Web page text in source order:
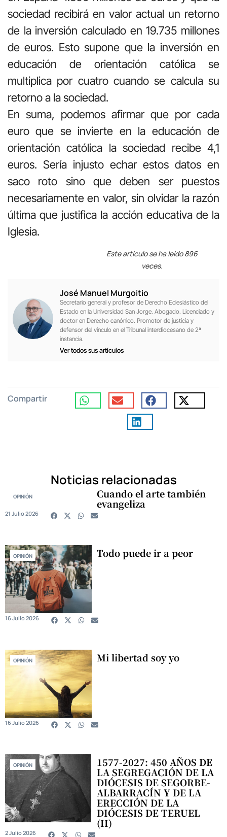
sociedad recibirá en valor actual un retorno
de la inversión calculado en 19.735 millones
de euros. Esto supone que la inversión en
educación de orientación católica se
multiplica por cuatro cuando se calcula su
retorno a la sociedad.
En suma, podemos afirmar que por cada
euro que se invierte en la educación de
orientación católica la sociedad recibe 4,1
euros. Sería injusto echar estos datos en
saco roto sino que deben ser puestos
necesariamente en valor, sin olvidar la razón
última que justifica la acción educativa de la
Iglesia.
Este artículo se ha leído 896
veces.
José Manuel Murgoitio
Secretario general y profesor de Derecho Eclesiástico del
Estado en la Universidad San Jorge. Abogado. Licenciado y
doctor en Derecho canónico. Promotor de justicia y
defensor del vínculo en el Tribunal interdiocesano de 2ª
instancia.
Ver todos sus artículos
Compartir
Noticias relacionadas
OPINIÓN Cuando el arte también
evangeliza
21 Julio 2026
OPINIÓN Todo puede ir a peor
16 Julio 2026
OPINIÓN Mi libertad soy yo
16 Julio 2026
OPINIÓN 1577-2027: 450 AÑOS DE
LA SEGREGACIÓN DE LA
DIÓCESIS DE SEGORBE-
ALBARRACÍN Y DE LA
ERECCIÓN DE LA
DIÓCESIS DE TERUEL
(II)
2 Julio 2026